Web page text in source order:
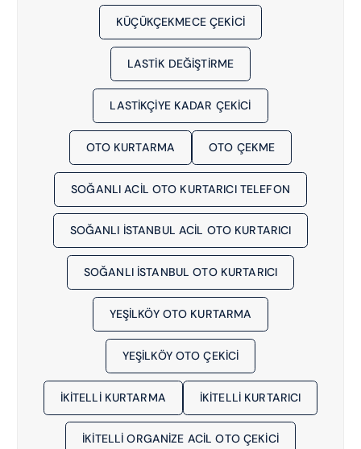
KÜÇÜKÇEKMECE ÇEKICI
LASTIK DEĞIŞTIRME
LASTIKÇIYE KADAR ÇEKICI
OTO KURTARMA OTO ÇEKME
SOĞANLI ACIL OTO KURTARICI TELEFON
SOĞANLI İSTANBUL ACIL OTO KURTARICI
SOĞANLI İSTANBUL OTO KURTARICI
YEŞILKÖY OTO KURTARMA
YEŞILKÖY OTO ÇEKICI
İKITELLI KURTARMA İKITELLI KURTARICI
İKİTELLİ ORGANİZE ACIL OTO ÇEKICI